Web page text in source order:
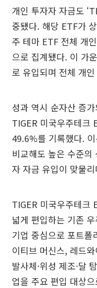
개인 투자자 자금도
중됐다. 해당 ETF가
주 테마 ETF 전체 개
으로 집계됐다. 이 가
로 유입되며 전체 개
성과 역시 순자산 증
TIGER 미국우주테크
49.6%를 기록했다.
비교해도 높은 수준
자 자금 유입이 맞물
TIGER 미국우주테크
넓게 편입하는 기존
기업 중심으로 포트폴
이티브 머신스, 레드
발사체·위성 제조·달
업을 주요 편입 대상